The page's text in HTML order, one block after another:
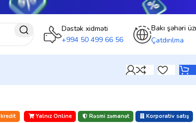
Dəstək xidməti
+994 50 499 66 56
Bakı şəhəri
Çatdırılma
Yalnız Online Rəsmi zəmanət Korporativ satış